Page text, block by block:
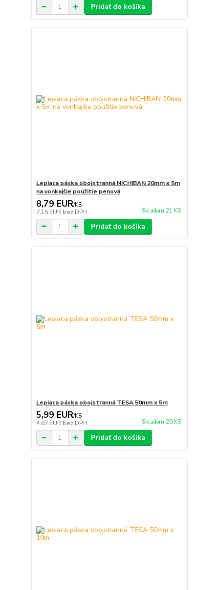
Pridať do košíka
Lepiaca páska obojstranná NICHIBAN 20mm x 5m
na vonkajšie použitie penová
8,79 EUR/KS
7,15 EUR bez DPH Skladom 21 KS
Pridať do košíka
Lepiaca páska obojstranná TESA 50mm x 5m
5,99 EUR/KS
4,87 EUR bez DPH Skladom 20 KS
Pridať do košíka